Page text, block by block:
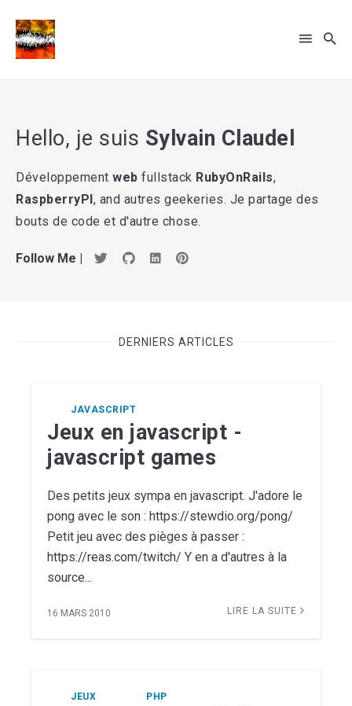
Hello, je suis Sylvain Claudel
Développement web fullstack RubyOnRails,
RaspberryPI, and autres geekeries. Je partage des
bouts de code et d'autre chose.
Follow Me |
DERNIERS ARTICLES
JAVASCRIPT
Jeux en javascript -
javascript games
Des petits jeux sympa en javascript. J'adore le
pong avec le son : https://stewdio.org/pong/
Petit jeu avec des pièges à passer :
https://reas.com/twitch/ Y en a d'autres à la
source...
16 MARS 2010 LIRE LA SUITE
JEUX PHP
Rechercher
le
... sinon recherche par tags